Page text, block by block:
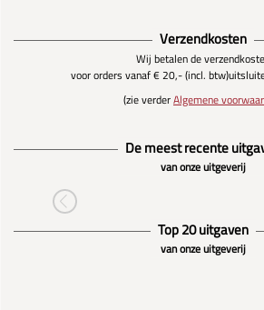
Verzendkosten
Wij betalen de
voor orders vanaf € 20,- (incl. btw)
(zie verderAlgemene
De meest recente
van onze uitgeverij
Top 20 uitgaven
van onze uitgeverij